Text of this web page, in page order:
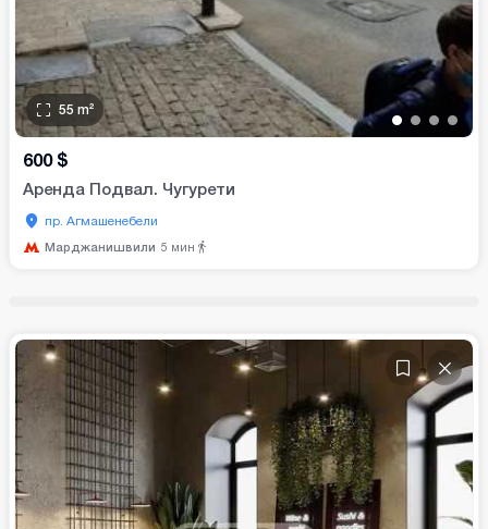
• • • •
55 m²
600 $
Аренда Подвал. Чугурети
пр. Агмашенебели
Марджанишвили 5 мин